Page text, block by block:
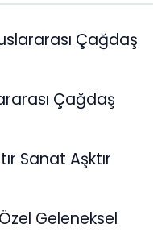
Çağdaş
Çağdaş
Sanat Aşktır
Geleneksel